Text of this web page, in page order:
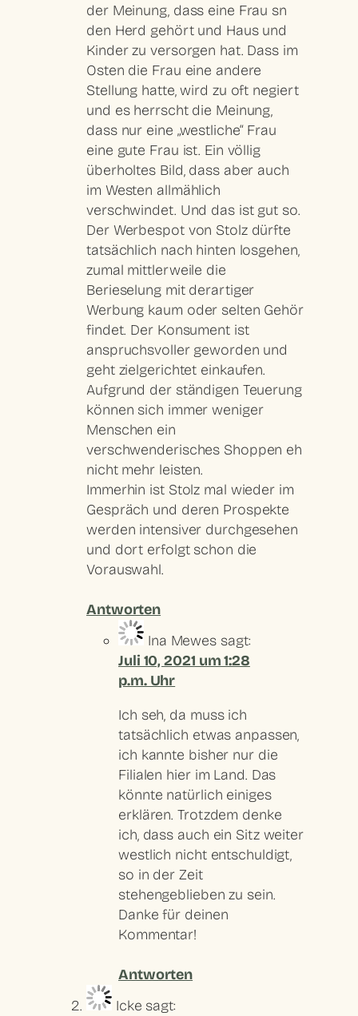
der Meinung, dass eine Frau sn
den Herd gehört und Haus und
Kinder zu versorgen hat. Dass im
Osten die Frau eine andere
Stellung hatte, wird zu oft negiert
und es herrscht die Meinung,
dass nur eine „westliche“ Frau
eine gute Frau ist. Ein völlig
überholtes Bild, dass aber auch
im Westen allmählich
verschwindet. Und das ist gut so.
Der Werbespot von Stolz dürfte
tatsächlich nach hinten losgehen,
zumal mittlerweile die
Berieselung mit derartiger
Werbung kaum oder selten Gehör
findet. Der Konsument ist
anspruchsvoller geworden und
geht zielgerichtet einkaufen.
Aufgrund der ständigen Teuerung
können sich immer weniger
Menschen ein
verschwenderisches Shoppen eh
nicht mehr leisten.
Immerhin ist Stolz mal wieder im
Gespräch und deren Prospekte
werden intensiver durchgesehen
und dort erfolgt schon die
Vorauswahl.
Antworten
Ina Mewes sagt:
Juli 10, 2021 um 1:28
p.m. Uhr
Ich seh, da muss ich
tatsächlich etwas anpassen,
ich kannte bisher nur die
Filialen hier im Land. Das
könnte natürlich einiges
erklären. Trotzdem denke
ich, dass auch ein Sitz weiter
westlich nicht entschuldigt,
so in der Zeit
stehengeblieben zu sein.
Danke für deinen
Kommentar!
Antworten
Icke sagt: